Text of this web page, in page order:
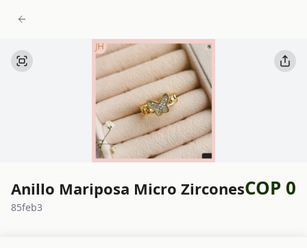
Anillo Mariposa Micro ZirconesCOP 0
85feb3